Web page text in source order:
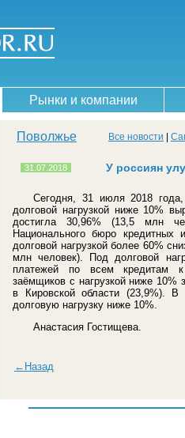
Рынки и компании
Поволжье Все новости |
31.07.2018 У россиян
Сегодня, 31 июля 2018
долговой нагрузкой ниже 10%
достигла 30,96% (13,5 млн
Национального бюро
долговой нагрузкой более 60%
млн человек). Под долговой
платежей по всем кредитам
заёмщиков с нагрузкой ниже
в Кировской области (23,9%).
долговую нагрузку ниже 10%.
Анастасия Гостищева.
←Назад